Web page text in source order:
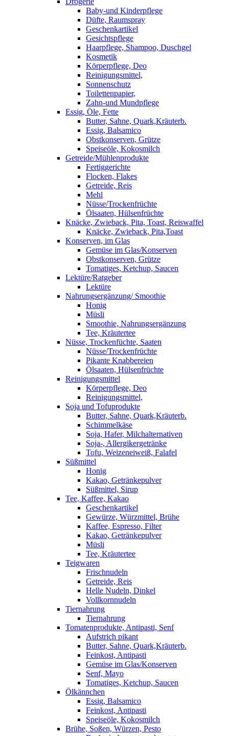
Baby-und Kinderpflege
Düfte, Raumspray
Geschenkartikel
Gesichtspflege
Haarpflege, Shampoo, Duschgel
Kosmetik
Körperpflege, Deo
Reinigungsmittel,
Sonnenschutz
Toilettenpapier,
Zahn-und Mundpflege
Essig, Öle, Fette
Butter, Sahne, Quark,Kräuterb.
Essig, Balsamico
Obstkonserven, Grütze
Speiseöle, Kokosmilch
Getreide/Mühlenprodukte
Fertiggerichte
Flocken, Flakes
Getreide, Reis
Mehl
Nüsse/Trockenfrüchte
Ölsaaten, Hülsenfrüchte
Knäcke, Zwieback, Pita, Toast, Reiswaffel
Knäcke, Zwieback, Pita,Toast
Konserven, im Glas
Gemüse im Glas/Konserven
Obstkonserven, Grütze
Tomatiges, Ketchup, Saucen
Lektüre/Ratgeber
Lektüre
Nahrungsergänzung/ Smoothie
Honig
Müsli
Smoothie, Nahrungsergänzung
Tee, Kräutertee
Nüsse, Trockenfüchte, Saaten
Nüsse/Trockenfrüchte
Pikante Knabbereien
Ölsaaten, Hülsenfrüchte
Reinigungsmittel
Körperpflege, Deo
Reinigungsmittel,
Soja und Tofuprodukte
Butter, Sahne, Quark,Kräuterb.
Schimmelkäse
Soja, Hafer, Milchalternativen
Soja-, Allergikergetränke
Tofu, Weizeneiweiß, Falafel
Süßmittel
Honig
Kakao, Getränkepulver
Süßmittel, Sirup
Tee, Kaffee, Kakao
Geschenkartikel
Gewürze, Würzmittel, Brühe
Kaffee, Espresso, Filter
Kakao, Getränkepulver
Müsli
Tee, Kräutertee
Teigwaren
Frischnudeln
Getreide, Reis
Helle Nudeln, Dinkel
Vollkornnudeln
Tiernahrung
Tiernahrung
Tomatenprodukte, Antipasti, Senf
Aufstrich pikant
Butter, Sahne, Quark,Kräuterb.
Feinkost, Antipasti
Gemüse im Glas/Konserven
Senf, Mayo
Tomatiges, Ketchup, Saucen
Ölkännchen
Essig, Balsamico
Feinkost, Antipasti
Speiseöle, Kokosmilch
Brühe, Soßen, Würzen, Pesto